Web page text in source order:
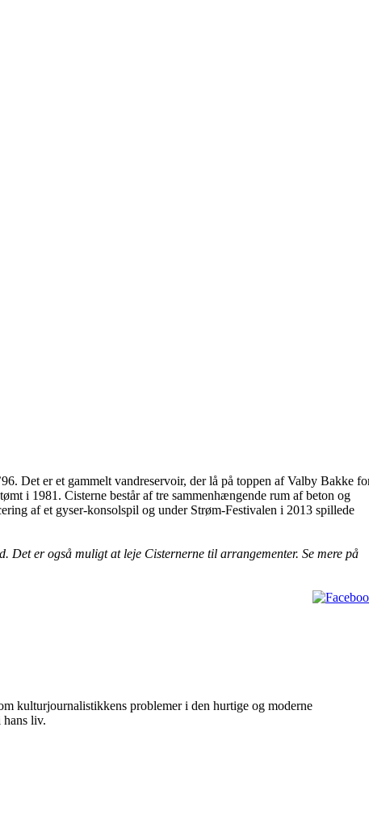
Det er et gammelt vandreservoir, der lå på toppen af Valby Bakke
i 1981. Cisterne består af tre sammenhængende rum af beton og
af et gyser-konsolspil og under Strøm-Festivalen i 2013 spillede
Det er også muligt at leje Cisternerne til arrangementer. Se mere på
kulturjournalistikkens problemer i den hurtige og moderne
hans liv.